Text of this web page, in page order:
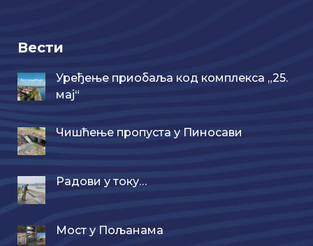
Вести
Уређење приобаља код комплекса „25.
мај“
Чишћење пропуста у Пиносави
Радови у току…
Мост у Пољанама